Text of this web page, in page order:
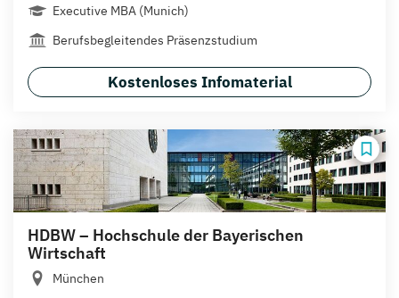
Executive MBA (Munich)
Berufsbegleitendes Präsenzstudium
Kostenloses Infomaterial
HDBW – Hochschule der Bayerischen
Wirtschaft
München